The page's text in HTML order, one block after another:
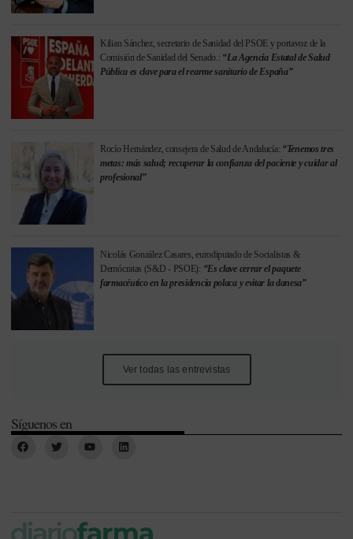
Kilian Sánchez, secretario de Sanidad del PSOE y portavoz de la
Comisión de Sanidad del Senado.: “La Agencia Estatal de Salud
Pública es clave para el rearme sanitario de España”
Rocío Hernández, consejera de Salud de Andalucía: “Tenemos tres
metas: más salud; recuperar la confianza del paciente y cuidar al
profesional”
Nicolás González Casares, eurodiputado de Socialistas &
Demócratas (S&D - PSOE): “Es clave cerrar el paquete
farmacéutico en la presidencia polaca y evitar la danesa”
Ver todas las entrevistas
Síguenos en